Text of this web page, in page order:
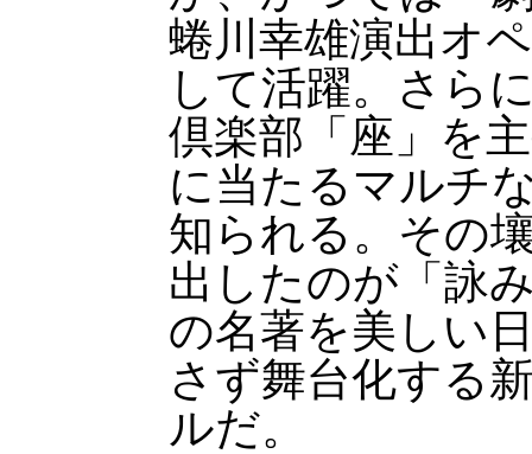
蜷川幸雄演出オ
して活躍。さら
倶楽部「座」を
に当たるマルチ
知られる。その
出したのが「詠
の名著を美しい
さず舞台化する
ルだ。